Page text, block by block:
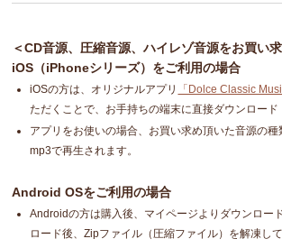
＜CD音源、圧縮音源、ハイレゾ音源をお買い
iOS（iPhoneシリーズ）をご利用の場合
iOSの方は、オリジナルアプリ 「Dolce Classic
ただくことで、お手持ちの端末に直接ダウンロード
アプリをお使いの場合、お買い求め頂いた音源の
mp3で再生されます。
Android OSをご利用の場合
Androidの方は購入後、マイページよりダウンロー
ロード後、Zipファイル（圧縮ファイル）を解凍し